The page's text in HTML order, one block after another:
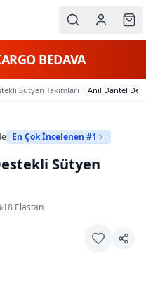
BEDAVA
Sütyen Takımları Anıl Dantel
En Çok İncelenen #1
Sütyen
Elastan